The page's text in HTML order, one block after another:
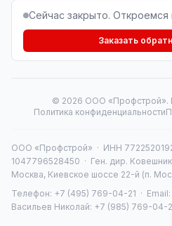
Сейчас закрыто. Откроемся
Заказать
© 2026 ООО «Профстрой».
Политика конфиденциальности
ООО «Профстрой» · ИНН
1047796528450 · Ген. дир.
Москва, Киевское шоссе 22-й (п.
Телефон: +7 (495) 769-04-21 · Email:
Васильев Николай: +7 (985) 769-04-